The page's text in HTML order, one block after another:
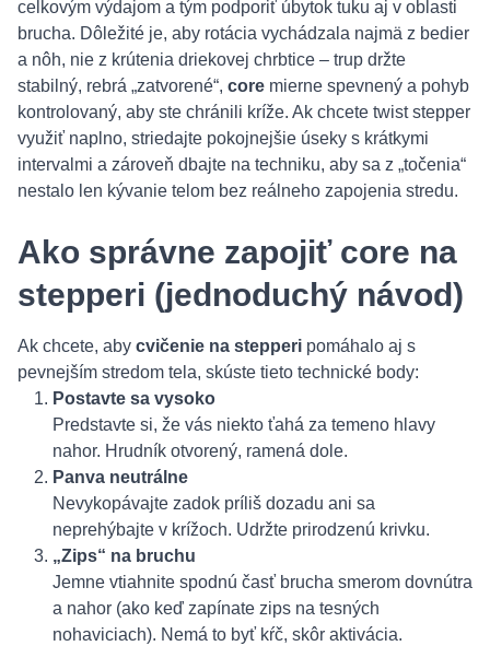
celkovým výdajom a tým podporiť úbytok tuku aj v oblasti
brucha. Dôležité je, aby rotácia vychádzala najmä z bedier
a nôh, nie z krútenia driekovej chrbtice – trup držte
stabilný, rebrá „zatvorené“, core mierne spevnený a pohyb
kontrolovaný, aby ste chránili kríže. Ak chcete twist stepper
využiť naplno, striedajte pokojnejšie úseky s krátkymi
intervalmi a zároveň dbajte na techniku, aby sa z „točenia“
nestalo len kývanie telom bez reálneho zapojenia stredu.
Ako správne zapojiť core na
stepperi (jednoduchý návod)
Ak chcete, aby cvičenie na stepperi pomáhalo aj s
pevnejším stredom tela, skúste tieto technické body:
Postavte sa vysoko
Predstavte si, že vás niekto ťahá za temeno hlavy
nahor. Hrudník otvorený, ramená dole.
Panva neutrálne
Nevykopávajte zadok príliš dozadu ani sa
neprehýbajte v krížoch. Udržte prirodzenú krivku.
„Zips“ na bruchu
Jemne vtiahnite spodnú časť brucha smerom dovnútra
a nahor (ako keď zapínate zips na tesných
nohaviciach). Nemá to byť kŕč, skôr aktivácia.